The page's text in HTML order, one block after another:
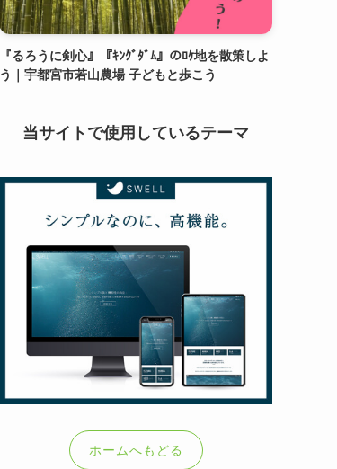
『るろうに剣心』『ｷﾝｸﾞﾀﾞﾑ』のﾛｹ地を散策しよ
う｜宇都宮市若山農場 子どもと歩こう
当サイトで使用しているテーマ
ホームへもどる